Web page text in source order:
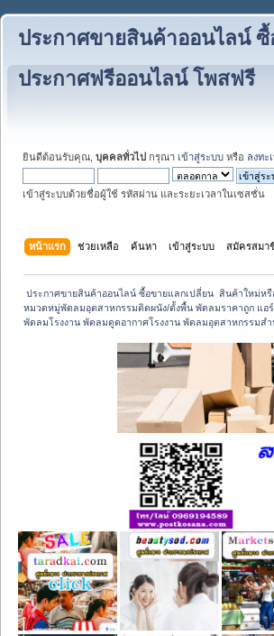
ประกาศขายสินค้าออนไลน์
ประกาศฟรีออนไลน์ โพสฟรี
ยินดีต้อนรับคุณ, บุคคลทั่วไป กรุณา เข้าสู่ระบบ หรือ ลงทะ
เข้าสู่ระบบด้วยชื่อผู้ใช้ รหัสผ่าน และระยะเวลาในเซสชั่น
หน้าแรก ช่วยเหลือ ค้นหา เข้าสู่ระบบ สมัครสมา
ประกาศขายสินค้าออนไลน์ ซื้อขายแลกเปลี่ยน  สินค้าใหม่ห
หมวดหมู่พัดลมอุตสาหกรรมติดผนัง/ตั้งพื้น พัดลมราคาถูก แอ
พัดลมโรงงาน พัดลมดูดอากาศโรงงาน พัดลมอุตสาหกรรมสำ